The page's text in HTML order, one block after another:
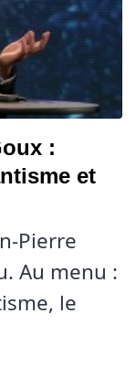
:
et
Pierre
Au menu :
le